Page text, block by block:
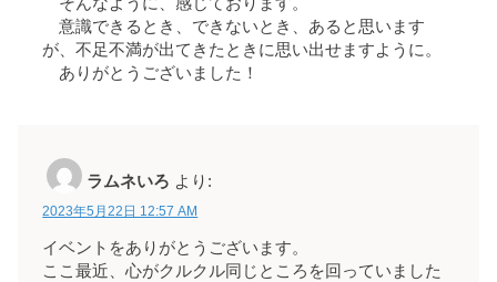
意識できるとき、できないとき、あると思います
が、不足不満が出てきたときに思い出せますように。
ありがとうございました！
ラムネいろ より:
2023年5月22日 12:57 AM
イベントをありがとうございます。
ここ最近、心がクルクル同じところを回っていました